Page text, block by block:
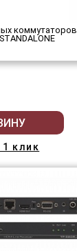
коммутаторов
1 клик